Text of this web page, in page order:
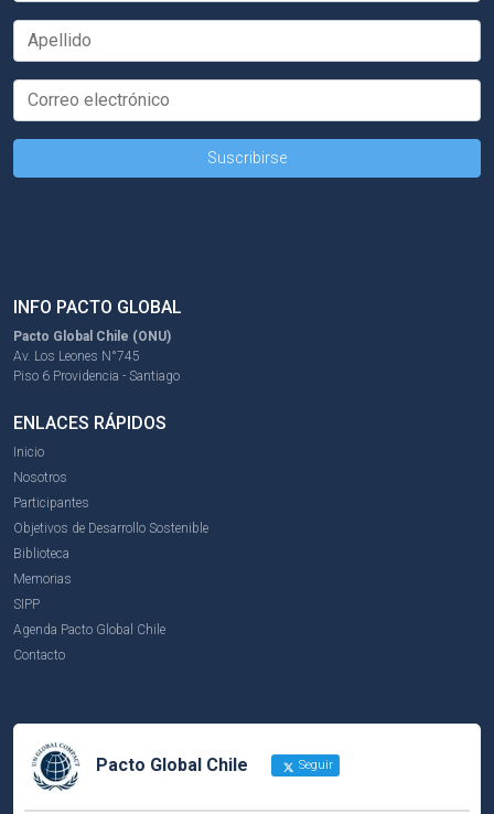
INFO PACTO GLOBAL
Pacto Global Chile (ONU)
Av. Los Leones N°745
Piso 6 Providencia - Santiago
ENLACES RÁPIDOS
Inicio
Nosotros
Participantes
Objetivos de Desarrollo Sostenible
Biblioteca
Memorias
SIPP
Agenda Pacto Global Chile
Contacto
Pacto Global Chile Seguir